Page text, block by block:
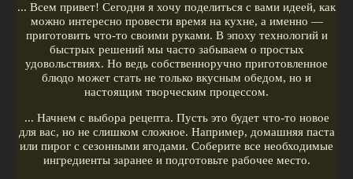
РЕКЛАМА У НАС
... Всем привет! Сегодня я хочу поделиться с вами идеей, как
можно интересно провести время на кухне, а именно —
приготовить что-то своими руками. В эпоху технологий и
быстрых решений мы часто забываем о простых
удовольствиях. Но ведь собственноручно приготовленное
блюдо может стать не только вкусным обедом, но и
настоящим творческим процессом.
... Начнем с выбора рецепта. Пусть это будет что-то новое
для вас, но не слишком сложное. Например, домашняя паста
или пирог с сезонными ягодами. Соберите все необходимые
ингредиенты заранее и подготовьте рабочее место.